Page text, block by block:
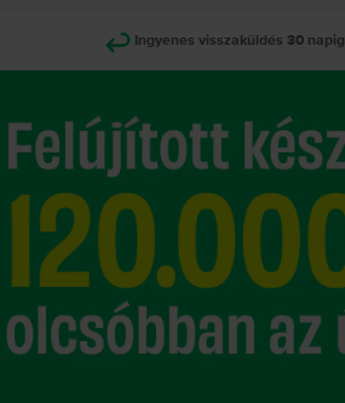
Ingyenes visszaküldés 30 napig